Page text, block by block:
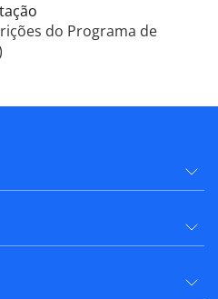
do Programa de